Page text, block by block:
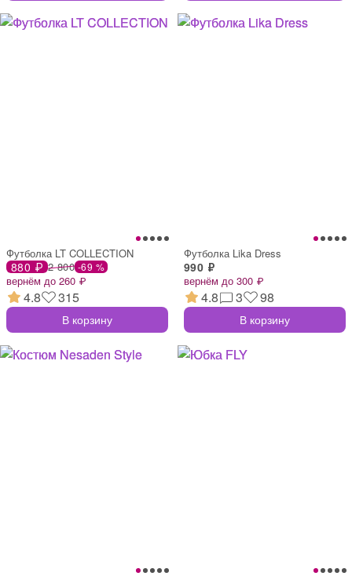
Футболка LT COLLECTION
880 ₽ 2 800 -69 %
вернём до 260 ₽
4.8 315
В корзину
Футболка Lika Dress
990 ₽
вернём до 300 ₽
4.8 3 98
В корзину